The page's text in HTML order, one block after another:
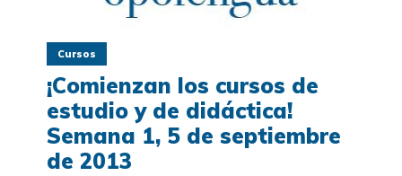
Cursos
¡Comienzan los cursos de
estudio y de didáctica!
Semana 1, 5 de septiembre
de 2013